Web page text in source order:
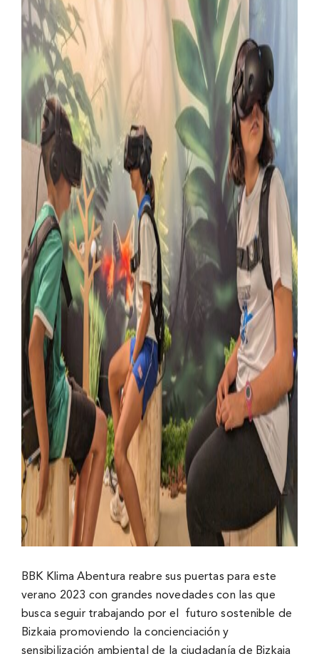
BBK Klima Abentura reabre sus puertas para este
verano 2023 con grandes novedades con las que
busca seguir trabajando por el futuro sostenible de
Bizkaia promoviendo la concienciación y
sensibilización ambiental de la ciudadanía de Bizkaia